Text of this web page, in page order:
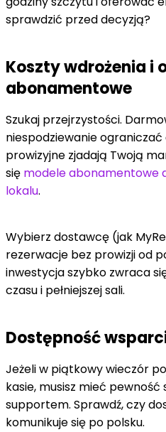
sprawdzić przed decyzją?
Koszty wdrożenia i
abonamentowe
Szukaj przejrzystości.
niespodziewanie ograniczać
prowizyjne zjadają Twoją
się modele abonamentowe
lokalu.
Wybierz dostawcę (jak
rezerwacje bez prowizji od
inwestycja szybko zwraca
czasu i pełniejszej sali.
Dostępność
Jeżeli w piątkowy wieczór
kasie, musisz mieć
supportem. Sprawdź, czy
komunikuje się po polsku.